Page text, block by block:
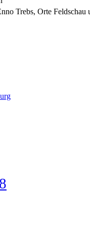
Trebs, Orte Feldschau